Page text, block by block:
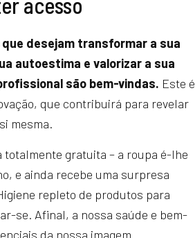
desejam transformar a sua
autoestima e valorizar a sua
são bem-vindas. Este é
que contribuirá para revelar
mesma.
totalmente gratuita – a roupa é-lhe
e ainda recebe uma surpresa
repleto de produtos para
se. Afinal, a nossa saúde e bem-
da nossa imagem.